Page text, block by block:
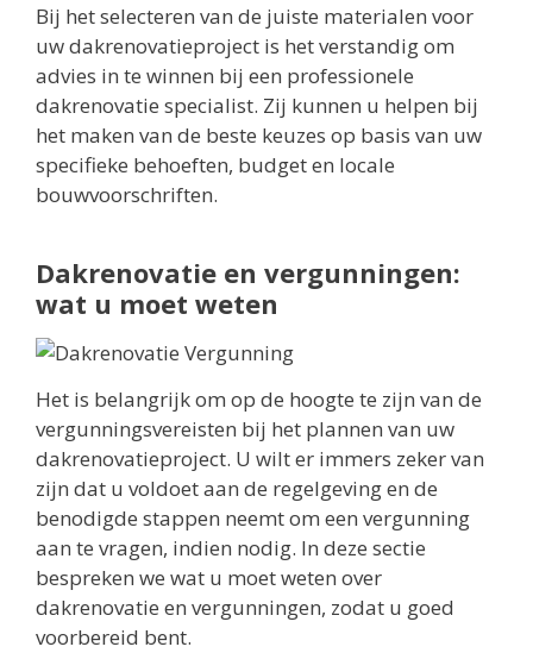
Bij het selecteren van de juiste materialen voor
uw dakrenovatieproject is het verstandig om
advies in te winnen bij een professionele
dakrenovatie specialist. Zij kunnen u helpen bij
het maken van de beste keuzes op basis van uw
specifieke behoeften, budget en locale
bouwvoorschriften.
Dakrenovatie en vergunningen:
wat u moet weten
Het is belangrijk om op de hoogte te zijn van de
vergunningsvereisten bij het plannen van uw
dakrenovatieproject. U wilt er immers zeker van
zijn dat u voldoet aan de regelgeving en de
benodigde stappen neemt om een vergunning
aan te vragen, indien nodig. In deze sectie
bespreken we wat u moet weten over
dakrenovatie en vergunningen, zodat u goed
voorbereid bent.